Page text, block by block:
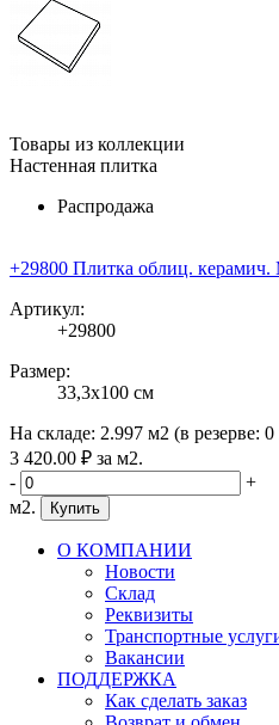
Товары из коллекции
Настенная плитка
Распродажа
+29800 Плитка облиц.
Артикул:
+29800
Размер:
33,3x100 см
На складе: 2.997 м2 (в резерве: 0
3 420.00 ₽ за м2.
-
+
м2.
Купить
О КОМПАНИИ
Новости
Склад
Реквизиты
Транспортные
Вакансии
ПОДДЕРЖКА
Как сделать заказ